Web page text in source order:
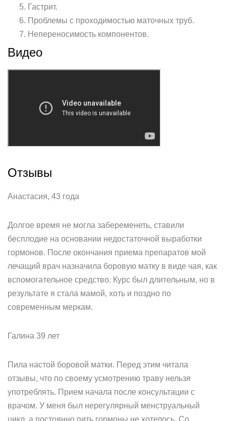
Гастрит.
Проблемы с проходимостью маточных труб.
Непереносимость компонентов.
Видео
Отзывы
Анастасия, 43 года
Долгое время не могла забеременеть, ставили
бесплодие на основании недостаточной выработки
гормонов. После окончания приема препаратов мой
лечащий врач назначила боровую матку в виде чая, как
вспомогательное средство. Курс был длительным, но в
результате я стала мамой, хоть и поздно по
современным меркам.
Галина 39 лет
Пила настой боровой матки. Перед этим читала
отзывы, что по своему усмотрению траву нельзя
употреблять. Прием начала после консультации с
врачом. У меня был нерегулярный менструальный
цикл, а постоянно пить гормоны не хотелось. Со